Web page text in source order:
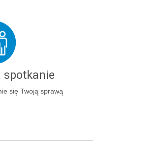
spotkanie
się Twoją sprawą